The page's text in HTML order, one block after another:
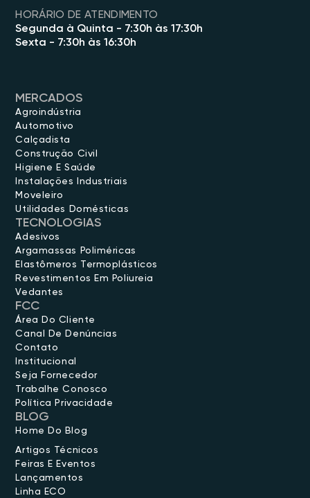
MERCADOS
Agroindústria
Automotivo
Calçadista
Construção Civil
Higiene E Saúde
Instalações Industriais
Moveleiro
Utilidades Domésticas
TECNOLOGIAS
Adesivos
Argamassas Poliméricas
Elastômeros Termoplásticos
Revestimentos Em Poliureia
Vedantes
FCC
Área Do Cliente
Canal De Denúncias
Contato
Institucional
Seja Fornecedor
Trabalhe Conosco
Política Privacidade
BLOG
Home Do Blog
Artigos Técnicos
Feiras E Eventos
Lançamentos
Linha ECO
HORÁRIO DE ATENDIMENTO
Segunda à Quinta - 7:30h às 17:30h
Sexta - 7:30h às 16:30h